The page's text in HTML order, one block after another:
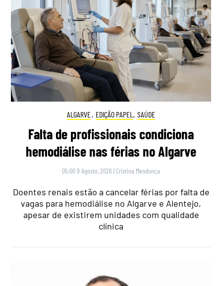
ALGARVE, EDIÇÃO PAPEL , SAÚDE
Falta de profissionais condiciona
hemodiálise nas férias no Algarve
05:00 9 Agosto, 2026 | Cristina Mendonça
Doentes renais estão a cancelar férias por falta de
vagas para hemodiálise no Algarve e Alentejo,
apesar de existirem unidades com qualidade
clínica